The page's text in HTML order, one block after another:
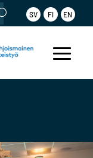
SV FI EN